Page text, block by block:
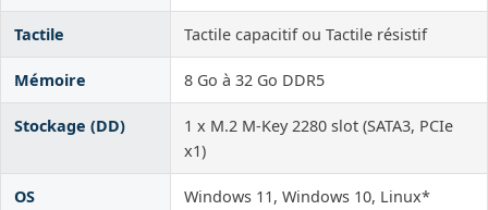
Tactile Tactile capacitif ou Tactile résistif
Mémoire 8 Go à 32 Go DDR5
Stockage (DD)
1 x M.2 M-Key 2280 slot (SATA3, PCIe
x1)
OS
Windows 11, Windows 10, Linux*